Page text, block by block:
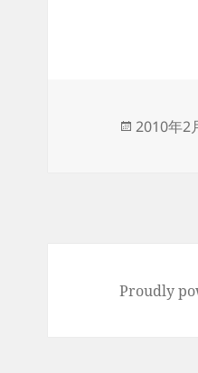
投
2010年2
Proudly